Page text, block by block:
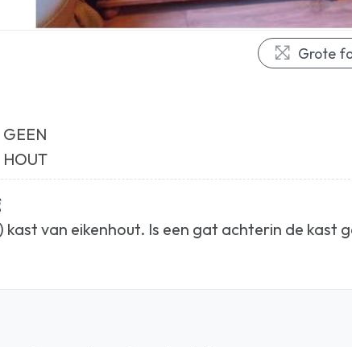
Grote
GEEN
HOUT
kast van eikenhout. Is een gat achterin de